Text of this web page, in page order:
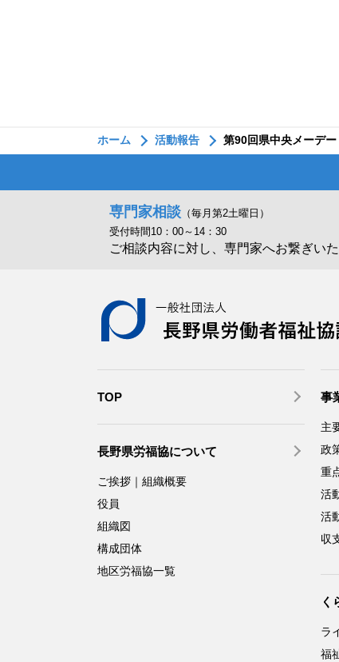
ホーム 活動報告 第90回県中央メーデ
専門家相談 （毎月第2土曜日）
受付時間10：00～14：30
ご相談内容に対し、専門家へお繋ぎい
TOP
長野県労福協について
ご挨拶｜組織概要
役員
組織図
構成団体
地区労福協一覧
事
主
政
重
活
活
収
く
ラ
福